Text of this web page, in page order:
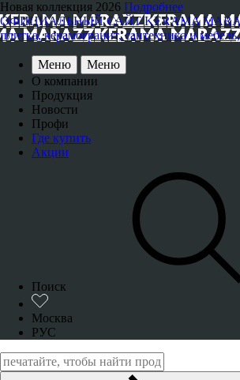
Новая коллекция 2026 Подробнее
ОФИЦИАЛЬНЫЙ САЙТ KERAMA
плитка, керамогранит, сантехника и
Меню
Меню
О компании
Продукция
Новости
Профи
Где купить
Акции
Поиск
Москва
РУС